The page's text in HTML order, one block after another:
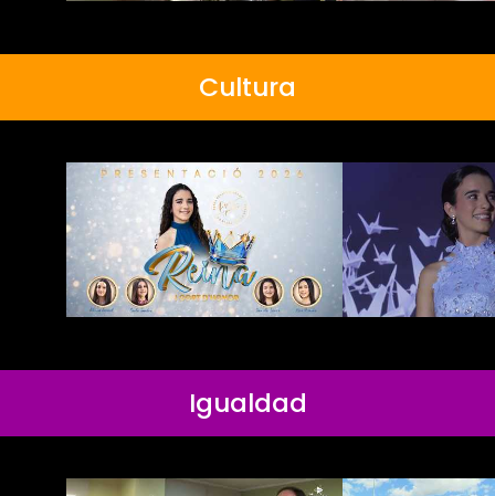
Cultura
Igualdad